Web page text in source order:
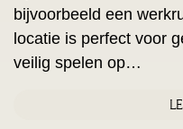
bijvoorbeeld een
locatie is perfect voor
veilig spelen op…